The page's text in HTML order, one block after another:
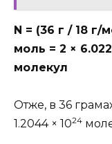
N = (36 г / 18 г/
моль = 2 ×
молекул
Отже, в 36
1.2044 × 1024